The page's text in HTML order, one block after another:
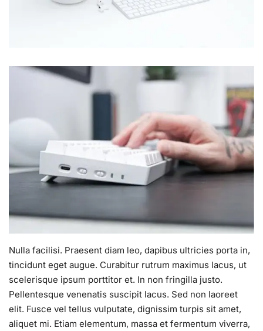
Nulla facilisi. Praesent diam leo, dapibus ultricies porta in,
tincidunt eget augue. Curabitur rutrum maximus lacus, ut
scelerisque ipsum porttitor et. In non fringilla justo.
Pellentesque venenatis suscipit lacus. Sed non laoreet
elit. Fusce vel tellus vulputate, dignissim turpis sit amet,
aliquet mi. Etiam elementum, massa et fermentum viverra,